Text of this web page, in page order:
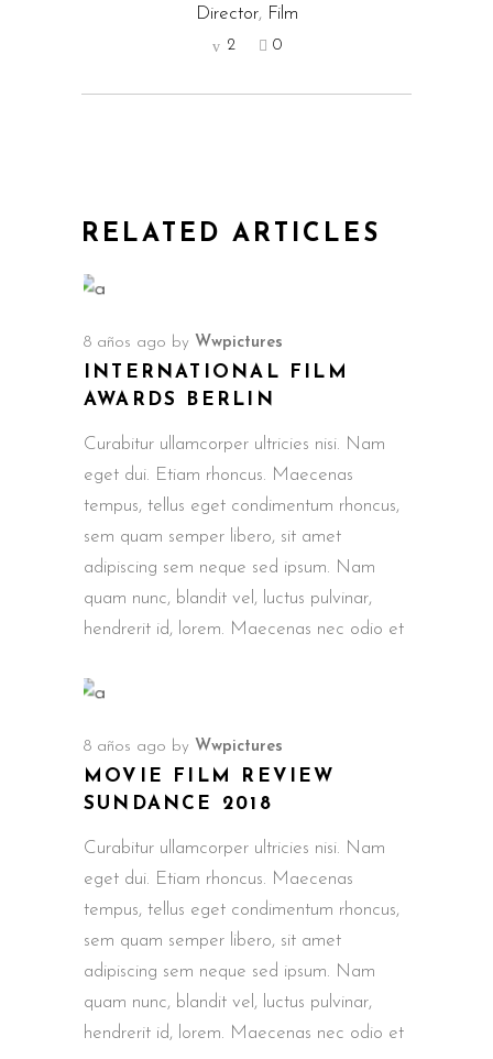
Director, Film
2 0
RELATED ARTICLES
8 años ago by Wwpictures
INTERNATIONAL FILM
AWARDS BERLIN
Curabitur ullamcorper ultricies nisi. Nam
eget dui. Etiam rhoncus. Maecenas
tempus, tellus eget condimentum rhoncus,
sem quam semper libero, sit amet
adipiscing sem neque sed ipsum. Nam
quam nunc, blandit vel, luctus pulvinar,
hendrerit id, lorem. Maecenas nec odio et
8 años ago by Wwpictures
MOVIE FILM REVIEW
SUNDANCE 2018
Curabitur ullamcorper ultricies nisi. Nam
eget dui. Etiam rhoncus. Maecenas
tempus, tellus eget condimentum rhoncus,
sem quam semper libero, sit amet
adipiscing sem neque sed ipsum. Nam
quam nunc, blandit vel, luctus pulvinar,
hendrerit id, lorem. Maecenas nec odio et